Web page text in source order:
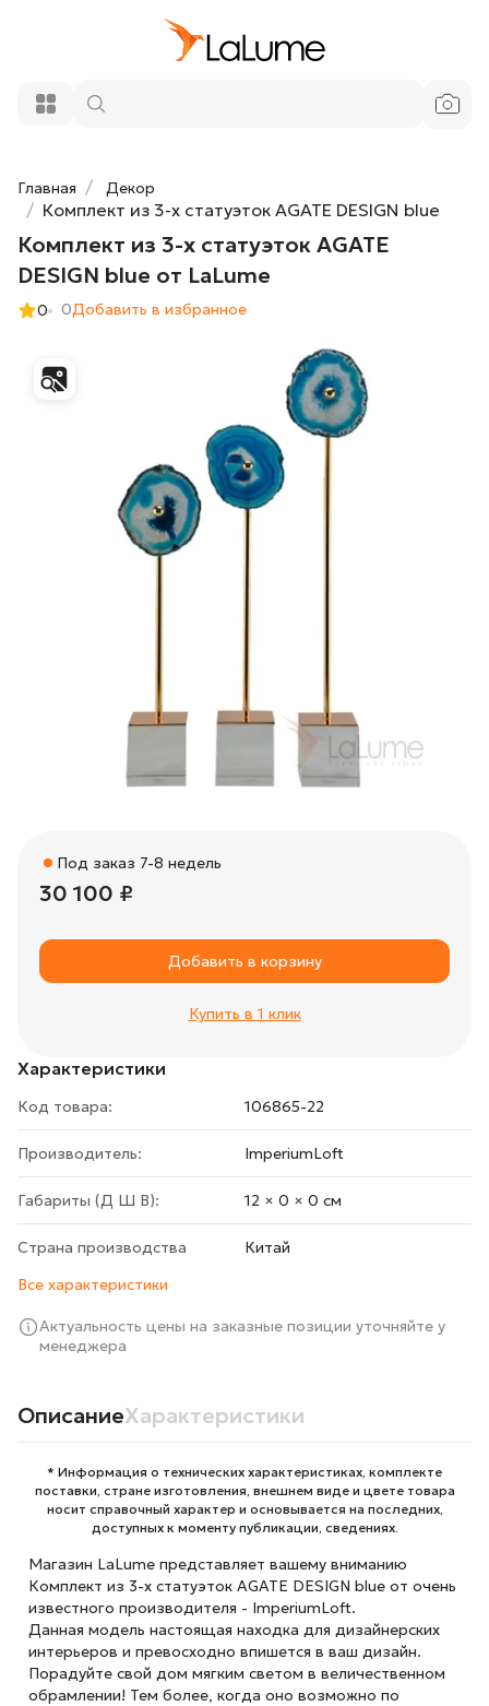
Главная Декор
Комплект из 3-х статуэток AGATE DESIGN blue
Комплект из 3-х статуэток AGATE
DESIGN blue от LaLume
0 0Добавить в избранное
Характеристики
Код товара: 106865-22
Производитель: ImperiumLoft
Габариты (Д Ш В): 12 × 0 × 0 cм
Страна производства
Китай
Все характеристики
Актуальность цены на заказные позиции уточняйте у
менеджера
Под заказ 7-8 недель
30 100 ₽
Добавить в корзину
Купить в 1 клик
ОписаниеХарактеристики
* Информация о технических характеристиках, комплекте
поставки, стране изготовления, внешнем виде и цвете товара
носит справочный характер и основывается на последних,
доступных к моменту публикации, сведениях.
Магазин LaLume представляет вашему вниманию
Комплект из 3-х статуэток AGATE DESIGN blue от очень
известного производителя - ImperiumLoft.
Данная модель настоящая находка для дизайнерских
интерьеров и превосходно впишется в ваш дизайн.
Порадуйте свой дом мягким светом в величественном
обрамлении! Тем более, когда оно возможно по
DESIGN blue от LaLume